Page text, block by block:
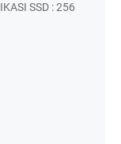
SSD : 256